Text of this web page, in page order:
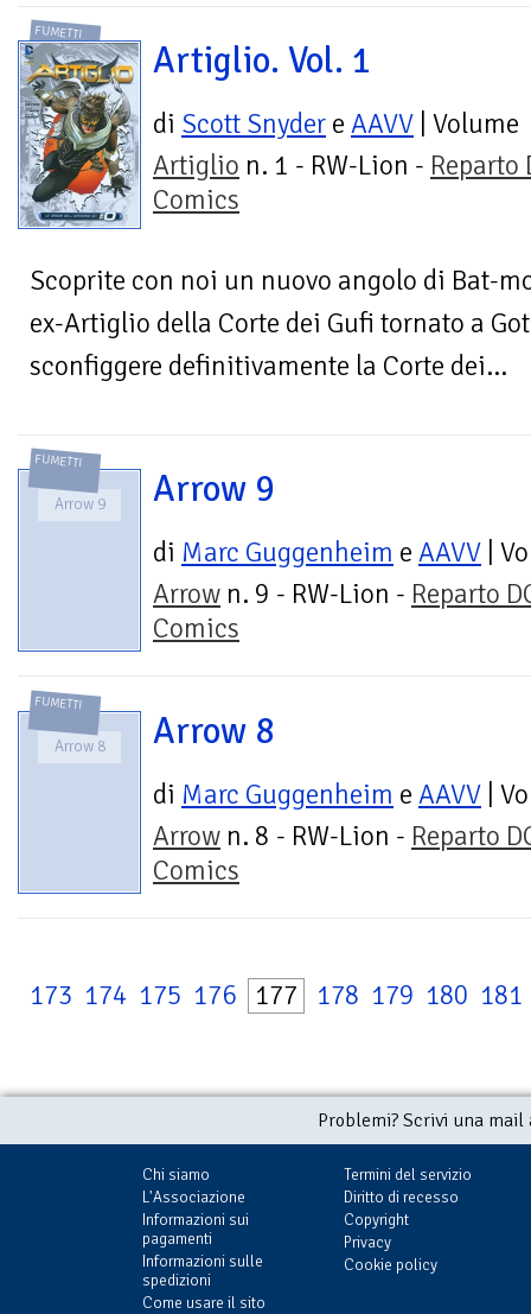
FUMETTI
Artiglio. Vol. 1
di Scott Snyder e AAVV | Volume
Artiglio n. 1 - RW-Lion - Reparto
Comics
Scoprite con noi un nuovo angolo di Bat-
ex-Artiglio della Corte dei Gufi tornato a
sconfiggere definitivamente la Corte dei...
FUMETTI
Arrow 9 Arrow 9
di Marc Guggenheim e AAVV |
Arrow n. 9 - RW-Lion - Reparto
Comics
FUMETTI
Arrow 8 Arrow 8
di Marc Guggenheim e AAVV |
Arrow n. 8 - RW-Lion - Reparto
Comics
173 174 175 176 177 178 179 180 181
Problemi? Scrivi una
Chi siamo
L'Associazione
Informazioni sui
pagamenti
Informazioni sulle
spedizioni
Come usare il sito
Termini del servizio
Diritto di recesso
Copyright
Privacy
Cookie policy